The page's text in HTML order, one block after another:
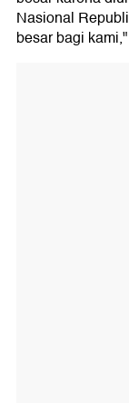
Nasional
besar bagi